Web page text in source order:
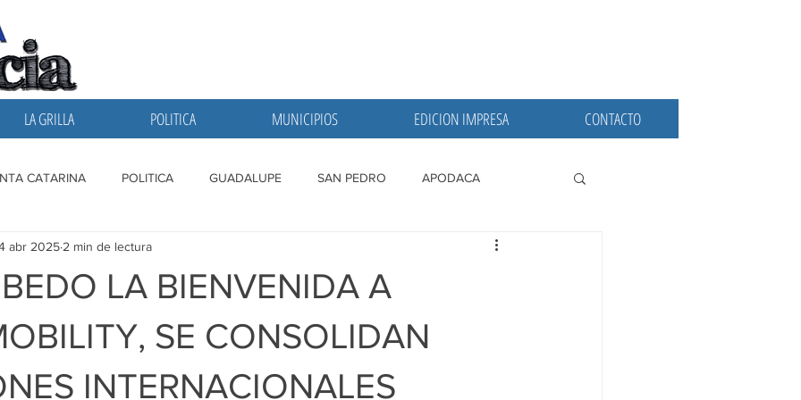
LA GRILLA POLITICA MUNICIPIOS EDICION IMPRESA CONTACTO
CATARINA POLITICA GUADALUPE SAN PEDRO APODACA
GRILLA SAN NICOLAS
LA BIENVENIDA A
SE CONSOLIDAN
INTERNACIONALES
abr 2025 2 min de lectura